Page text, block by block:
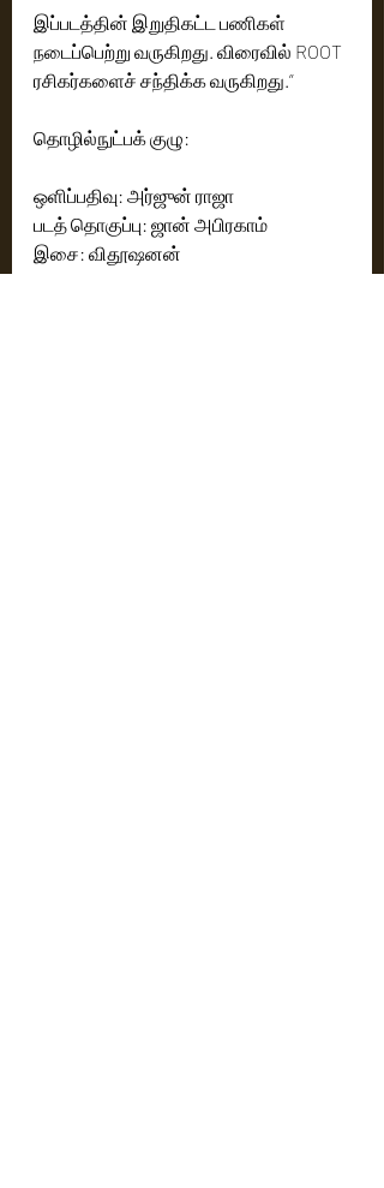
இப்படத்தின் இறுதிகட்ட பணிகள்
நடைப்பெற்று வருகிறது. விரைவில் ROOT
ரசிகர்களைச் சந்திக்க வருகிறது.”
தொழில்நுட்பக் குழு:
ஒளிப்பதிவு: அர்ஜுன் ராஜா
படத் தொகுப்பு: ஜான் அபிரகாம்
இசை: விதூஷனன்